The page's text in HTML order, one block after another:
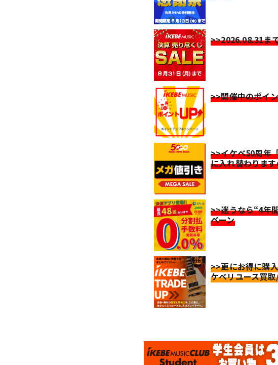
>>2026.08.31ま
>>開催中のポイ
>>イケベ50周年
に入れ替わりま
>>迷うなら“4年
ペーン
>>更にお得に購
ケベリユース買